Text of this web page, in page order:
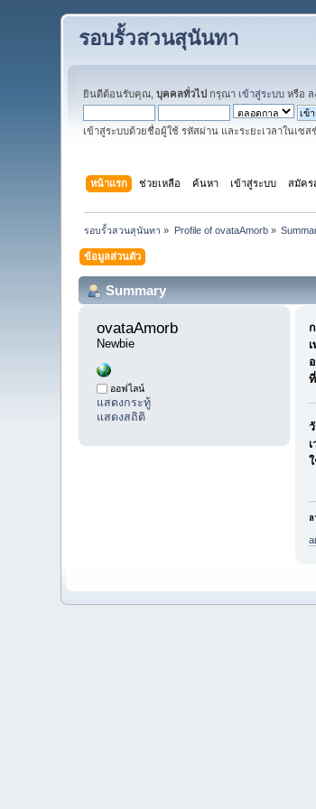
รอบรั้วสวนสุนันทา
ยินดีต้อนรับคุณ,บุคคลทั่วไป กรุณา เข้าสู่ระบบ หรือ ล
เข้าสู่ระบบด้วยชื่อผู้ใช้ รหัสผ่าน และระยะเวลาในเซส
หน้าแรก ช่วยเหลือ ค้นหา เข้าสู่ระบบ สมัคร
รอบรั้วสวนสุนันทา » Profile of ovataAmorb»
ข้อมูลส่วนตัว
Summary
ovataAmorb
Newbie
ออฟไลน์
แสดงกระทู้
แสดงสถิติ
ล